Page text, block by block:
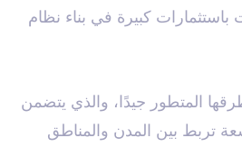
باستثمارات كبيرة في بناء نظام
المتطور جيدًا، والذي يتضمن
تربط بين المدن والمناطق